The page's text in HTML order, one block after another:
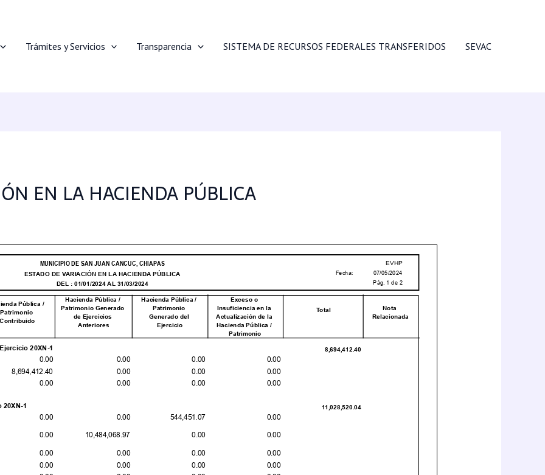
Trámites y Servicios Transparencia SISTEMA DE RECURSOS FEDERALES TRANSFERIDOS SEVAC
EN LA HACIENDA PÚBLICA